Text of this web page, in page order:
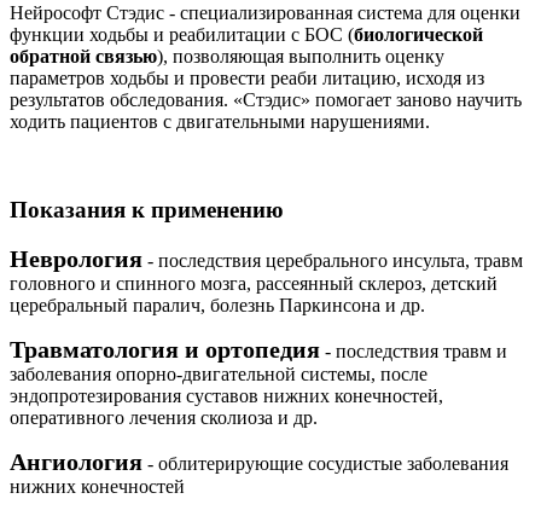
Нейрософт Стэдис - специализированная система для оценки
функции ходьбы и реабилитации с БОС (биологической
обратной связью), позволяющая выполнить оценку
параметров ходьбы и провести реаби литацию, исходя из
результатов обследования. «Стэдис» помогает заново научить
ходить пациентов с двигательными нарушениями.
Показания к применению
Неврология - последствия церебрального инсульта, травм
головного и спинного мозга, рассеянный склероз, детский
церебральный паралич, болезнь Паркинсона и др.
Травматология и ортопедия - последствия травм и
заболевания опорно-двигательной системы, после
эндопротезирования суставов нижних конечностей,
оперативного лечения сколиоза и др.
Ангиология - облитерирующие сосудистые заболевания
нижних конечностей